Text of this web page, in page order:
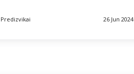
Predizvikai 26 Jun 2024